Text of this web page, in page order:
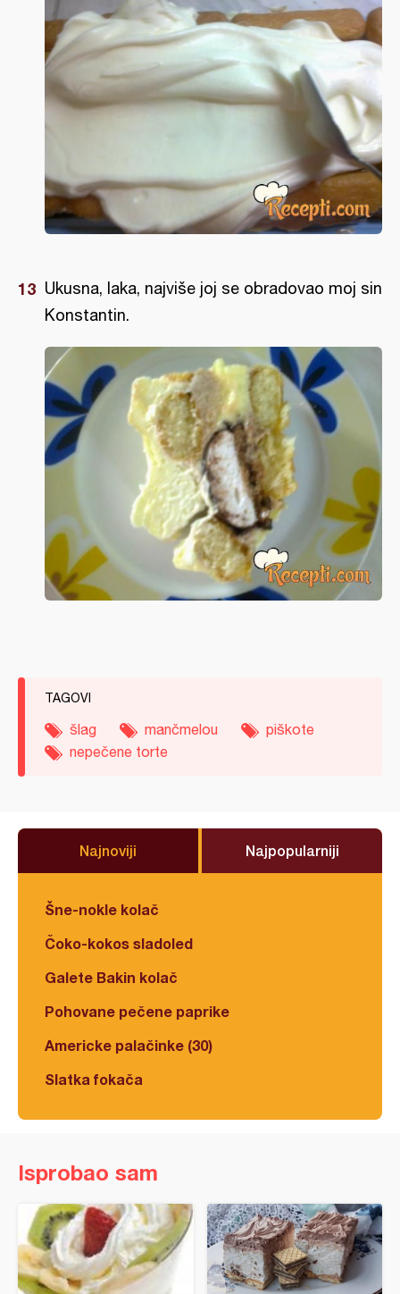
Ukusna, laka, najviše joj se obradovao moj sin
Konstantin.
TAGOVI
šlag mančmelou
piškote
nepečene torte
Najnoviji Najpopularniji
Šne-nokle kolač
Čoko-kokos sladoled
Galete Bakin kolač
Pohovane pečene paprike
Americke palačinke (30)
Slatka fokača
Isprobao sam